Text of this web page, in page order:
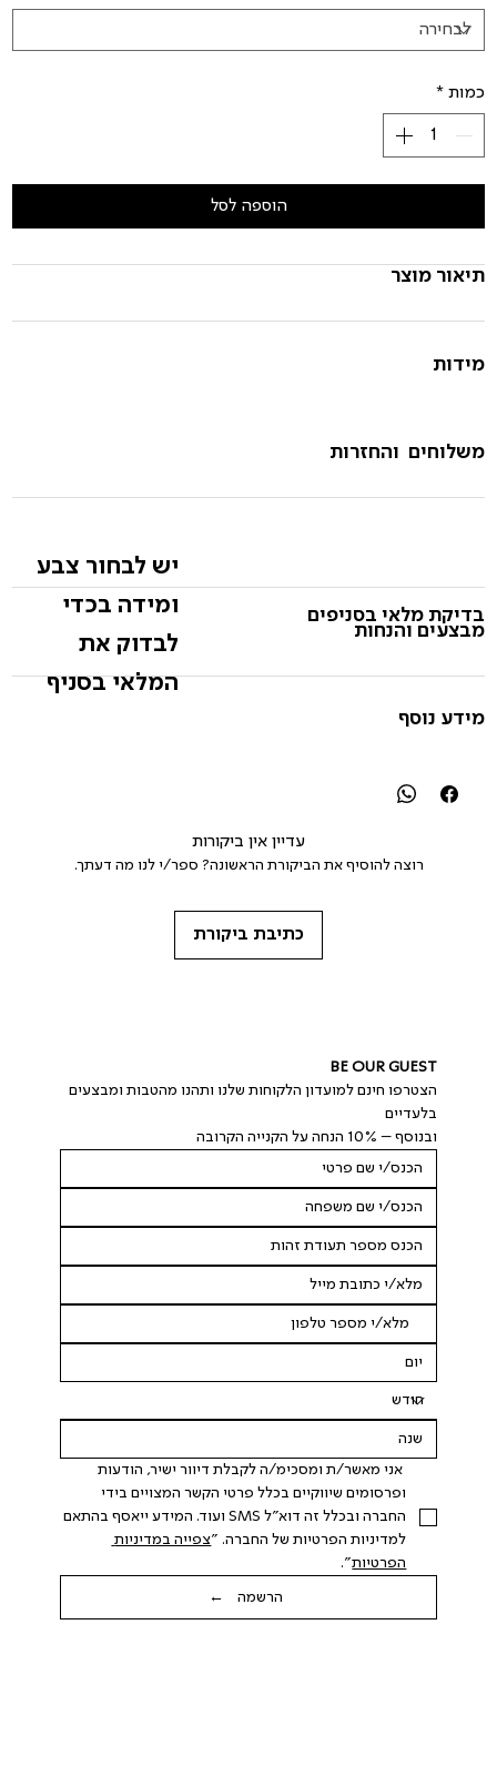
כמות *
הוספה לסל
תיאור מוצר
מידות
משלוחים והחזרות
יש לבחור צבע
ומידה בכדי
לבדוק את
המלאי בסניף
בדיקת מלאי בסניפים
מבצעים והנחות
מידע נוסף
עדיין אין ביקורות
רוצה להוסיף את הביקורת הראשונה? ספר/י לנו מה דעתך.
כתיבת ביקורת
BE OUR GUEST
הצטרפו חינם למועדון הלקוחות שלנו ותהנו מהטבות ומבצעים
בלעדיים
ובנוסף – 10% הנחה על הקנייה הקרובה
אני מאשר/ת ומסכימ/ה לקבלת דיוור ישיר, הודעות
החברה ובכלל זה דוא"ל SMS ועוד. המידע ייאסף בהתאם
למדיניות הפרטיות של החברה. "
צפייה במדיניות
הפרטיות".
הרשמה ←